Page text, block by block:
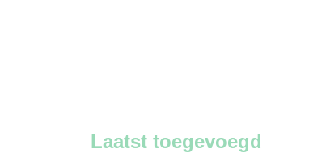
Laatst toegevoegd